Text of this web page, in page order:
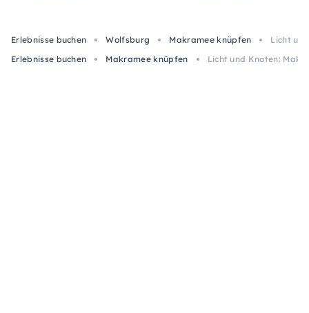
Erlebnisse buchen Wolfsburg Makramee knüpfen
Licht
Erlebnisse buchen
Makramee knüpfen Licht und Knoten: